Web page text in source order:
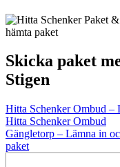
Skicka paket
Stigen
Hitta Schenker Ombud –
Hitta Schenker Ombud
Gängletorp – Lämna in
paket